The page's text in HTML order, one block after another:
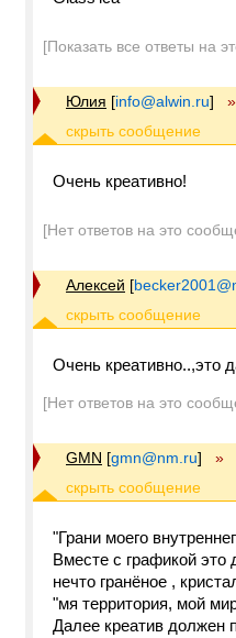
[Показать все ответы на
Юлия [info@alwin.ru] »
Очень креативно!
[Нет ответов на это
Алексей [
Очень креативно..,это
[Нет ответов на это
GMN [gmn@nm.ru] »
"Грани моего
Вместе с графикой это
нечто гранёное ,
"мя территория, мой
Далее креатив должен